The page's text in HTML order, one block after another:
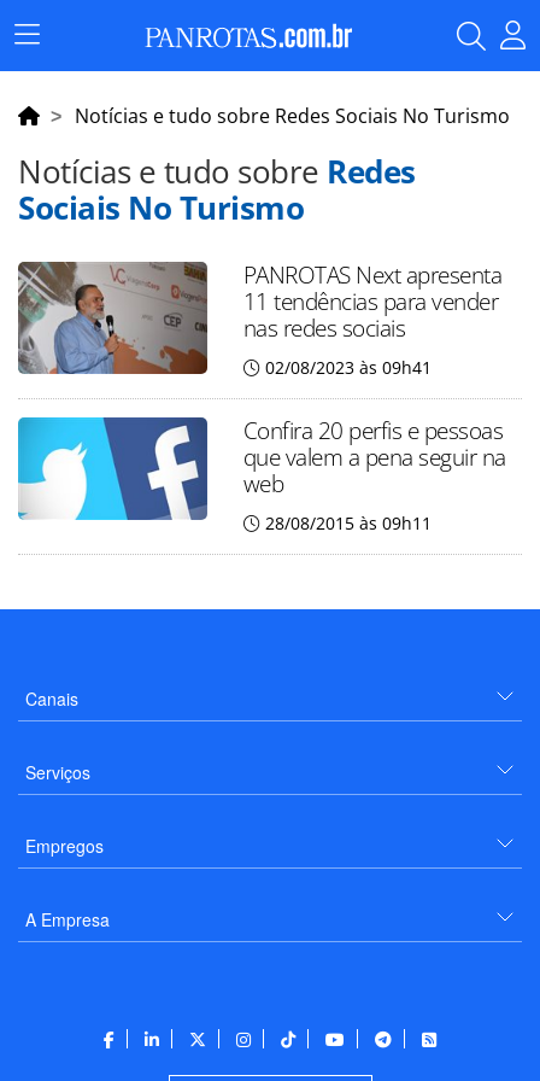
Menu
Principal
Notícias e tudo sobre Redes Sociais No Turismo
Notícias e tudo sobre Redes
Sociais No Turismo
PANROTAS Next apresenta
11 tendências para vender
nas redes sociais
02/08/2023 às 09h41
Confira 20 perfis e pessoas
que valem a pena seguir na
web
28/08/2015 às 09h11
Canais
Serviços
Empregos
A Empresa